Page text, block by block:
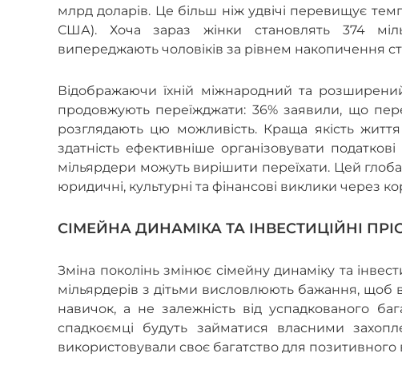
млрд доларів. Це більш ніж удвічі перевищує
США). Хоча зараз жінки становлять 374
випереджають чоловіків за рівнем накопичення
Відображаючи їхній міжнародний та
продовжують переїжджати: 36% заявили, що
розглядають цю можливість. Краща якість
здатність ефективніше організовувати
мільярдери можуть вирішити переїхати. Цей
юридичні, культурні та фінансові виклики через
СІМЕЙНА ДИНАМІКА ТА ІНВЕСТИЦІЙНІ
Зміна поколінь змінює сімейну динаміку та
мільярдерів з дітьми висловлюють бажання, щоб
навичок, а не залежність від успадкованого
спадкоємці будуть займатися власними
використовували своє багатство для позитивного